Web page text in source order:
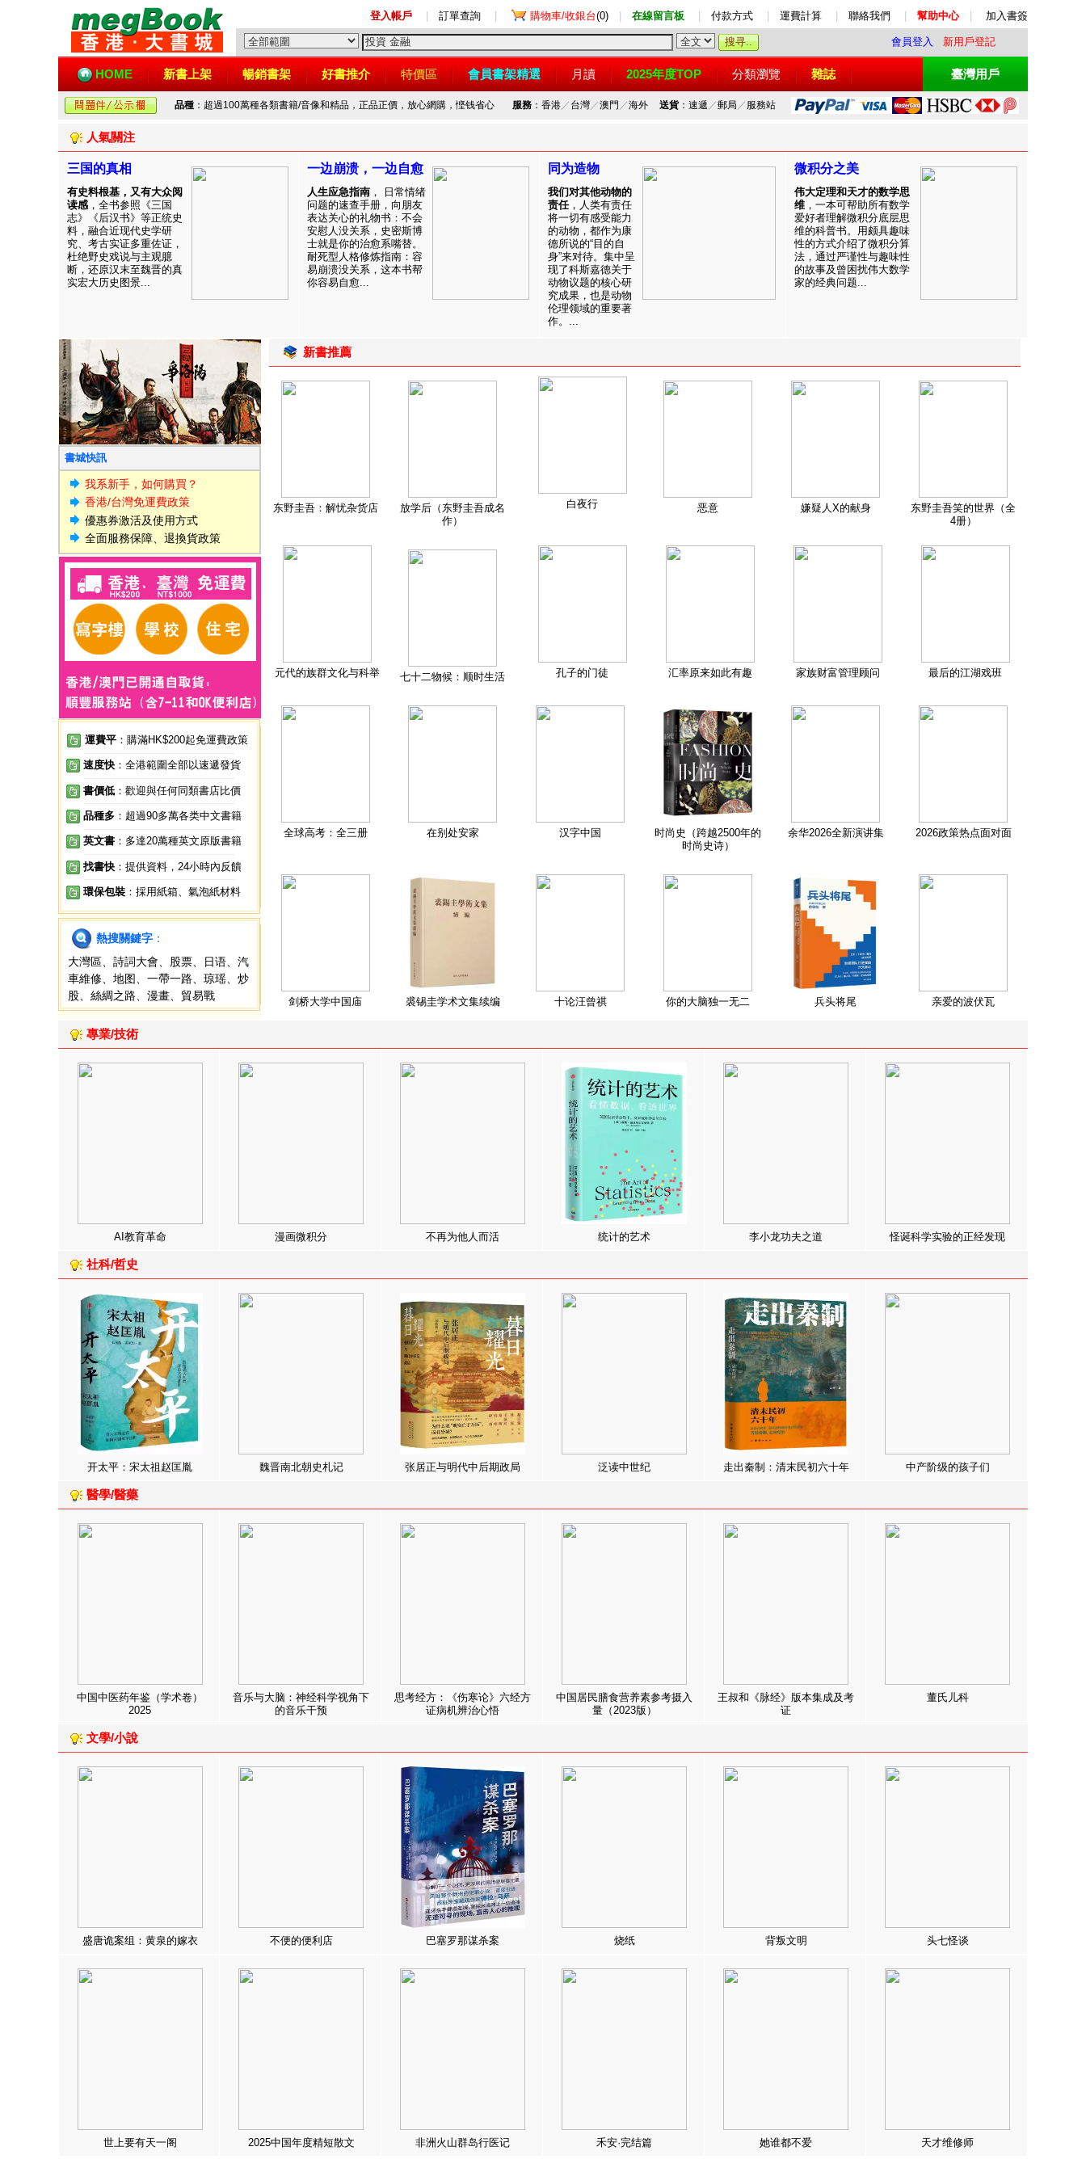
登入帳戶 訂單查詢 購物車/收銀台(0) 在線留言板 付款方式 運費計算 聯絡我們 幫助中心 加入書簽
會員登入 新用戶登記
HOME 新書上架 暢銷書架 好書推介 特價區 會員書架精選 月讀 2025年度TOP 分類瀏覽 雜誌 臺灣用戶
品種 ：超過100萬種各類書籍/音像和精品，正品正價，放心網購，悭钱省心 服務：香港／ 台灣／澳門 ／海外 送貨：速遞 ／郵局 ／ 服務站
人氣關注
三国的真相
有史料根基，又有大众阅
读感 ，全书参照《三国
志》《后汉书》等正统史
料，融合近现代史学研
究、考古实证多重佐证，
杜绝野史戏说与主观臆
断，还原汉末至魏晋的真
实宏大历史图景...
一边崩溃，一边自愈
人生应急指南 ， 日常情绪
问题的速查手册，向朋友
表达关心的礼物书：不会
安慰人没关系，史密斯博
士就是你的治愈系嘴替。
耐死型人格修炼指南：容
易崩溃没关系，这本书帮
你容易自愈...
同为造物
我们对其他动物的
责任，人类有责任
将一切有感受能力
的动物，都作为康
德所说的“目的自
身”来对待。集中呈
现了科斯嘉德关于
动物议题的核心研
究成果，也是动物
伦理领域的重要著
作。...
微积分之美
伟大定理和天才的数学思
维 ，一本可帮助所有数学
爱好者理解微积分底层思
维的科普书。用颇具趣味
性的方式介绍了微积分算
法，通过严谨性与趣味性
的故事及曾困扰伟大数学
家的经典问题...
書城快訊
我系新手，如何購買？
香港/台灣免運費政策
優惠券激活及使用方式
全面服務保障、退換貨政策
運費平 ：購滿HK$200起免運費政策
速度快 ：全港範圍全部以速遞發貨
書價低 ：歡迎與任何同類書店比價
品種多 ：超過90多萬各类中文書籍
英文書 ：多達20萬種英文原版書籍
找書快 ：提供資料，24小時內反饋
環保包裝 ：採用紙箱、氣泡紙材料
熱搜關鍵字 ：
大灣區
詩詞大會 股票 日语
汽
車維修
地图 一帶一路 琼瑶
炒
股
絲綢之路 漫畫 貿易戰
新書推薦
东野圭吾：解忧杂货店
放学后（东野圭吾成名
作）
白夜行 恶意 嫌疑人X的献身
东野圭吾笑的世界（全
4册）
元代的族群文化与科举 七十二物候：顺时生活 孔子的门徒 汇率原来如此有趣 家族财富管理顾问 最后的江湖戏班
全球高考：全三册 在别处安家 汉字中国
时尚史（跨越2500年的
时尚史诗）
余华2026全新演讲集 2026政策热点面对面
剑桥大学中国庙 裘锡圭学术文集续编 十论汪曾祺 你的大脑独一无二 兵头将尾 亲爱的波伏瓦
專業/技術
AI教育革命 漫画微积分 不再为他人而活 统计的艺术 李小龙功夫之道 怪诞科学实验的正经发现
社科/哲史
开太平：宋太祖赵匡胤 魏晋南北朝史札记 张居正与明代中后期政局 泛读中世纪 走出秦制：清末民初六十年 中产阶级的孩子们
醫學/醫藥
中国中医药年鉴（学术卷）
2025
音乐与大脑：神经科学视角下
的音乐干预
思考经方：《伤寒论》六经方
证病机辨治心悟
中国居民膳食营养素参考摄入
量（2023版）
王叔和《脉经》版本集成及考
证
董氏儿科
文學/小說
盛唐诡案组：黄泉的嫁衣 不便的便利店 巴塞罗那谋杀案 烧纸 背叛文明 头七怪谈
世上要有天一阁 2025中国年度精短散文 非洲火山群岛行医记 禾安·完结篇 她谁都不爱 天才维修师